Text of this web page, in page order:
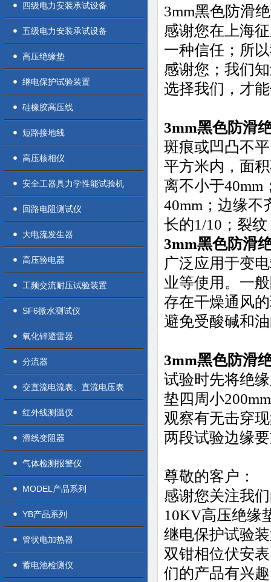
四级电力安装承试设备
五级电力安装承试设备
高压绝缘垫
继电保护试验装置
硅橡胶高压线
短路接地线
高压核相仪
安全工器具力学性能试验机
回路电阻测试仪
大电流发生器
高压验电器
工频交流耐压试验装置
SF6微水测试仪
氧化锌避雷器
分流器
交直流电流表、直流电压表
红外线测温仪
滑线变阻器
气体检测报警仪
MODEL产品系列
YB产品系列
管状电加热器
蓄电池检测仪
3mm黑色防滑
感谢您在上海
一种信任；所
感谢您；我们
选择我们，才
3mm黑色防滑
斑痕或凹凸不
平方米内，面
离不小于40mm
40mm；边缘不
长的1/10；裂
3mm黑色防滑
广泛应用于变
业等使用。一
存在干燥通风
避免受酸碱和
3mm黑色防滑
试验时先将绝
垫四周小
观察有无击穿
两段试验边缘
尊敬的客户：
感谢您关注我
10KV高压绝缘
继电保护试验
双钳相位伏安表
们的产品有兴